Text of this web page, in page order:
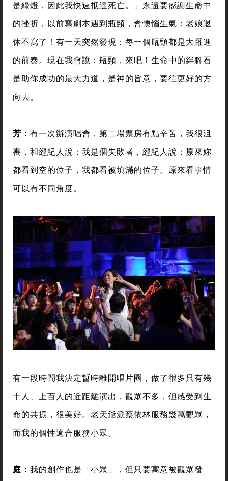
是綠燈，因此我快速抵達死亡。」永遠要感謝生命中
的挫折，以前寫劇本遇到瓶頸，會懊惱生氣：老娘退
休不寫了！有一天突然發現：每一個瓶頸都是大躍進
的前奏。現在我會說：瓶頸，來吧！生命中的絆腳石
是助你成功的最大力道，是神的旨意，要往更好的方
向去。
芳： 有一次辦演唱會，第二場票房有點辛苦，我很沮
喪，和經紀人說：我是個失敗者，經紀人說：原來妳
都看到空的位子，我都看被填滿的位子。原來看事情
可以有不同角度。
有一段時間我決定暫時離開唱片圈，做了很多只有幾
十人、上百人的近距離演出，觀眾不多，但感受到生
命的共振，很美好。老天爺派蔡依林服務幾萬觀眾，
而我的個性適合服務小眾。
庭： 我的創作也是「小眾」，但只要寓意被觀眾發